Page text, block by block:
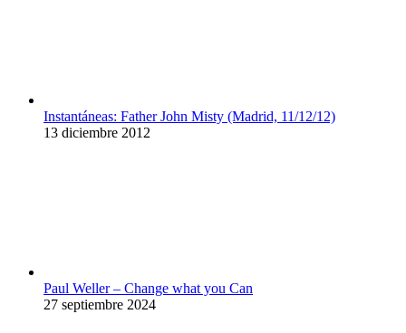
Instantáneas: Father John Misty (Madrid, 11/12/12)
13 diciembre 2012
Paul Weller – Change what you Can
27 septiembre 2024